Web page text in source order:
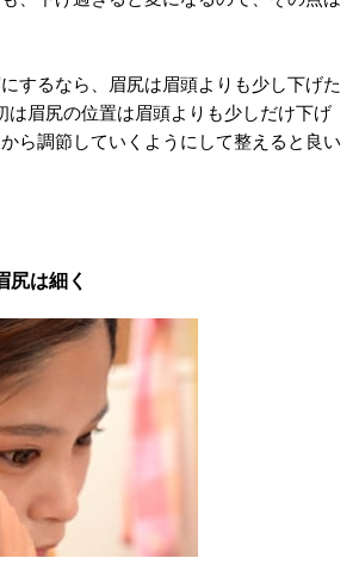
するなら、眉尻は眉頭よりも少し下げた
は眉尻の位置は眉頭よりも少しだけ下げ
ら調節していくようにして整えると良い
尻は細く